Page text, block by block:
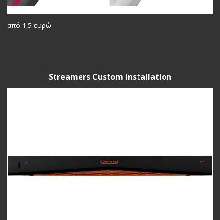
από 1,5 ευρώ
Streamers Custom Installation